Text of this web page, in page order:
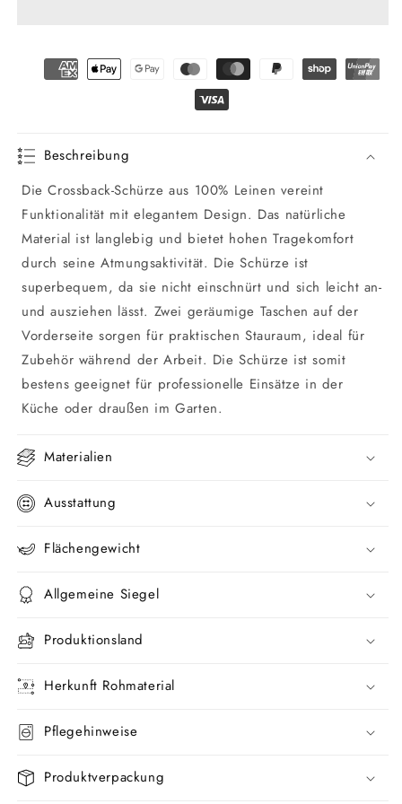
Beschreibung
Die Crossback-Schürze aus 100% Leinen vereint
Funktionalität mit elegantem Design. Das natürliche
Material ist langlebig und bietet hohen Tragekomfort
durch seine Atmungsaktivität. Die Schürze ist
superbequem, da sie nicht einschnürt und sich leicht an-
und ausziehen lässt. Zwei geräumige Taschen auf der
Vorderseite sorgen für praktischen Stauraum, ideal für
Zubehör während der Arbeit. Die Schürze ist somit
bestens geeignet für professionelle Einsätze in der
Küche oder draußen im Garten.
Materialien
Ausstattung
Flächengewicht
Allgemeine Siegel
Produktionsland
Herkunft Rohmaterial
Pflegehinweise
Produktverpackung